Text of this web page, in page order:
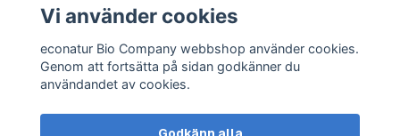
Sociala medier
Vi använder cookies
econatur Bio Company webbshop använder cookies.
Genom att fortsätta på sidan godkänner du
användandet av cookies.